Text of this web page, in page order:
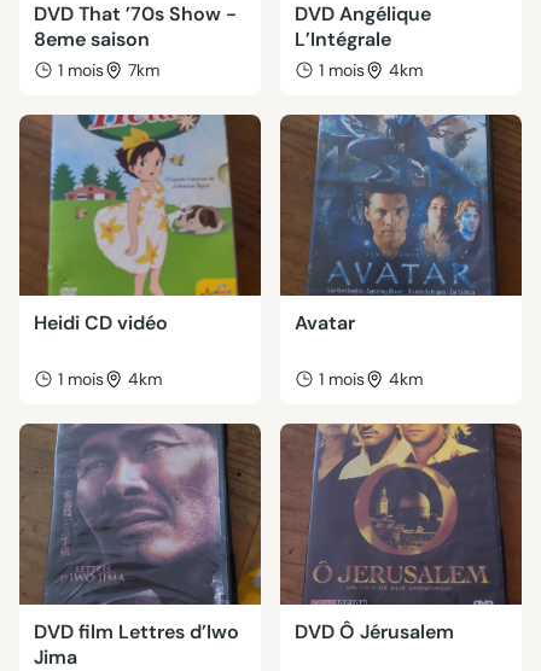
DVD That ’70s Show -
8eme saison
1 mois 7km
DVD Angélique
L’Intégrale
1 mois 4km
Heidi CD vidéo
1 mois 4km
Avatar
1 mois 4km
DVD film Lettres d’Iwo
Jima
DVD Ô Jérusalem